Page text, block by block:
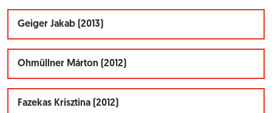
Geiger Jakab (2013)
Ohmüllner Márton (2012)
Fazekas Krisztina (2012)